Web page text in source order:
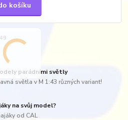
košíku
parádními světly
světla v M 1:43 různých variant!
na svůj model?
od CAL